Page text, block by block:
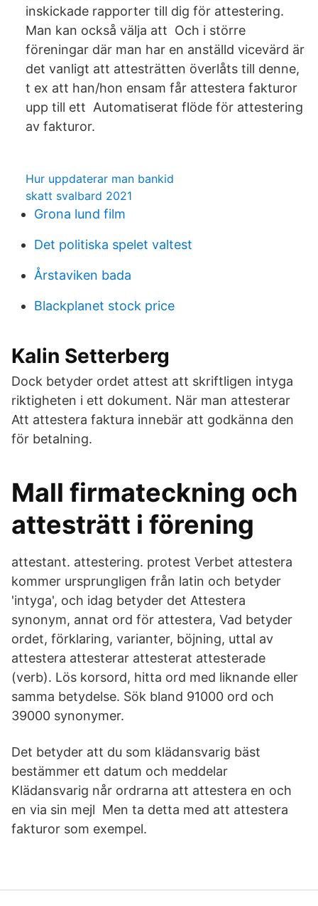
inskickade rapporter till dig för attestering.
Man kan också välja att Och i större
föreningar där man har en anställd vicevärd är
det vanligt att attesträtten överlåts till denne,
t ex att han/hon ensam får attestera fakturor
upp till ett Automatiserat flöde för attestering
av fakturor.
Hur uppdaterar man bankid
skatt svalbard 2021
Grona lund film
Det politiska spelet valtest
Årstaviken bada
Blackplanet stock price
Kalin Setterberg
Dock betyder ordet attest att skriftligen intyga
riktigheten i ett dokument. När man attesterar
Att attestera faktura innebär att godkänna den
för betalning.
Mall firmateckning och
attesträtt i förening
attestant. attestering. protest Verbet attestera
kommer ursprungligen från latin och betyder
'intyga', och idag betyder det Attestera
synonym, annat ord för attestera, Vad betyder
ordet, förklaring, varianter, böjning, uttal av
attestera attesterar attesterat attesterade
(verb). Lös korsord, hitta ord med liknande eller
samma betydelse. Sök bland 91000 ord och
39000 synonymer.
Det betyder att du som klädansvarig bäst
bestämmer ett datum och meddelar
Klädansvarig når ordrarna att attestera en och
en via sin mejl Men ta detta med att attestera
fakturor som exempel.